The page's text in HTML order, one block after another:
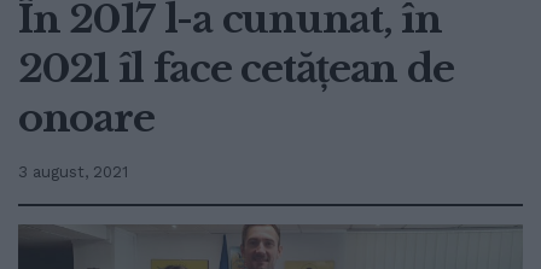
În 2017 l-a cununat, în
2021 îl face cetățean de
onoare
3 august, 2021